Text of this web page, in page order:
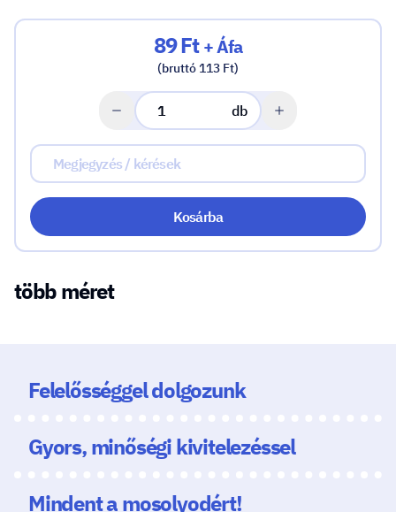
89 Ft+ Áfa
(bruttó 113 Ft)
db
Kosárba
több méret
Felelősséggel dolgozunk
Gyors, minőségi kivitelezéssel
Mindent a mosolyodért!